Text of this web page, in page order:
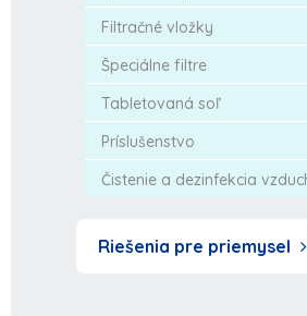
Filtračné vložky
Špeciálne filtre
Tabletovaná soľ
Príslušenstvo
Čistenie a dezinfekcia
Riešenia pre priemysel